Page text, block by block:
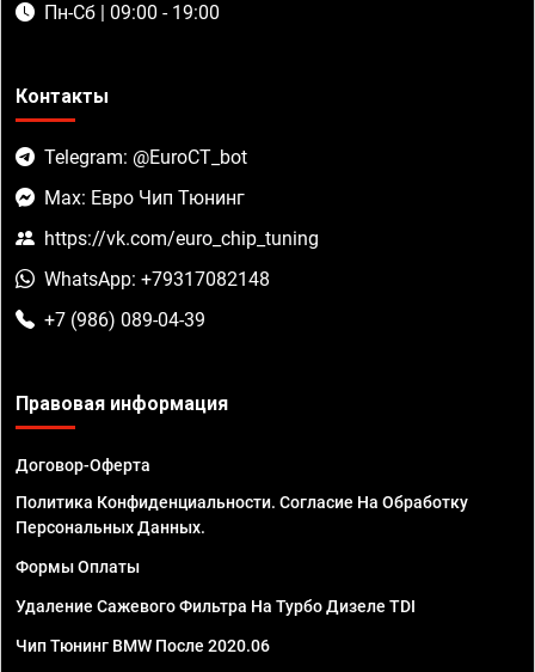
Пн-Сб | 09:00 - 19:00
Контакты
Telegram: @EuroCT_bot
Max: Евро Чип Тюнинг
https://vk.com/euro_chip_tuning
WhatsApp: +79317082148
+7 (986) 089-04-39
Правовая информация
Договор-Оферта
Политика Конфиденциальности. Согласие На Обработку
Персональных Данных.
Формы Оплаты
Удаление Сажевого Фильтра На Турбо Дизеле TDI
Чип Тюнинг BMW После 2020.06